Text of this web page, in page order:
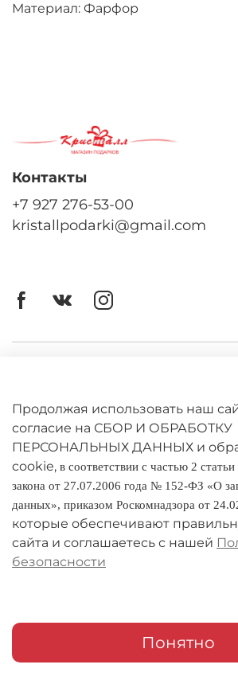
Материал: Фарфор
Политика конфиденциальности
Оплата и доставка
Условия обмена и возврата
Реквизиты
О компании
Мои заказы
Контакты
+7 927 276-53-00
kristallpodarki@gmail.com
Продолжая использовать наш
согласие на СБОР И ОБРАБОТКУ
ПЕРСОНАЛЬНЫХ ДАННЫХ и
cookie, в соответствии с частью 2
закона от 27.07.2006 года № 152-ФЗ «О
данных», приказом Роскомнадзора от
которые обеспечивают
сайта и соглашаетесь с нашей
безопасности
Понятно